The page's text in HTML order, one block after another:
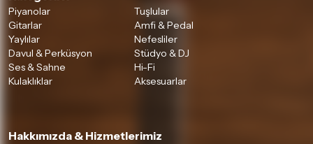
Piyanolar
Tuşlular
Gitarlar
Amfi & Pedal
Yaylılar
Nefesliler
Davul & Perküsyon
Stüdyo & DJ
Ses & Sahne
Hi-Fi
Kulaklıklar
Aksesuarlar
Hakkımızda & Hizmetlerimiz